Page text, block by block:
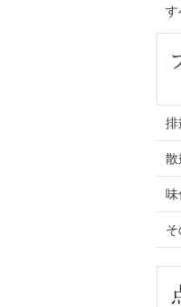
す
排
散
味